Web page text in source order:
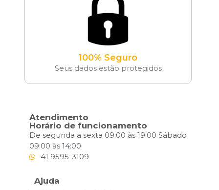
100% Seguro
Seus dados estão protegidos
Atendimento
Horário de funcionamento
De segunda a sexta 09:00 às 19:00 Sábado
09:00 às 14:00
41 9595-3109
Ajuda